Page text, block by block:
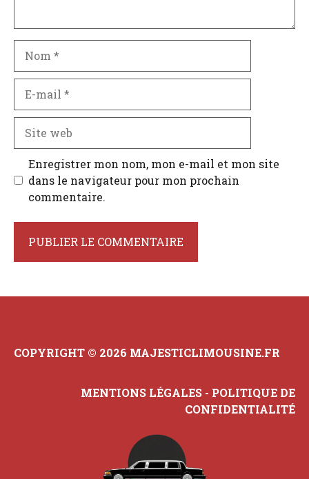
mail
web
Enregistrer mon nom, mon e-mail et mon site
dans le navigateur pour mon prochain
commentaire.
COPYRIGHT © 2026 MAJESTICLIMOUSINE.FR
MENTIONS LÉGALES - POLITIQUE DE
CONFIDENTIALITÉ